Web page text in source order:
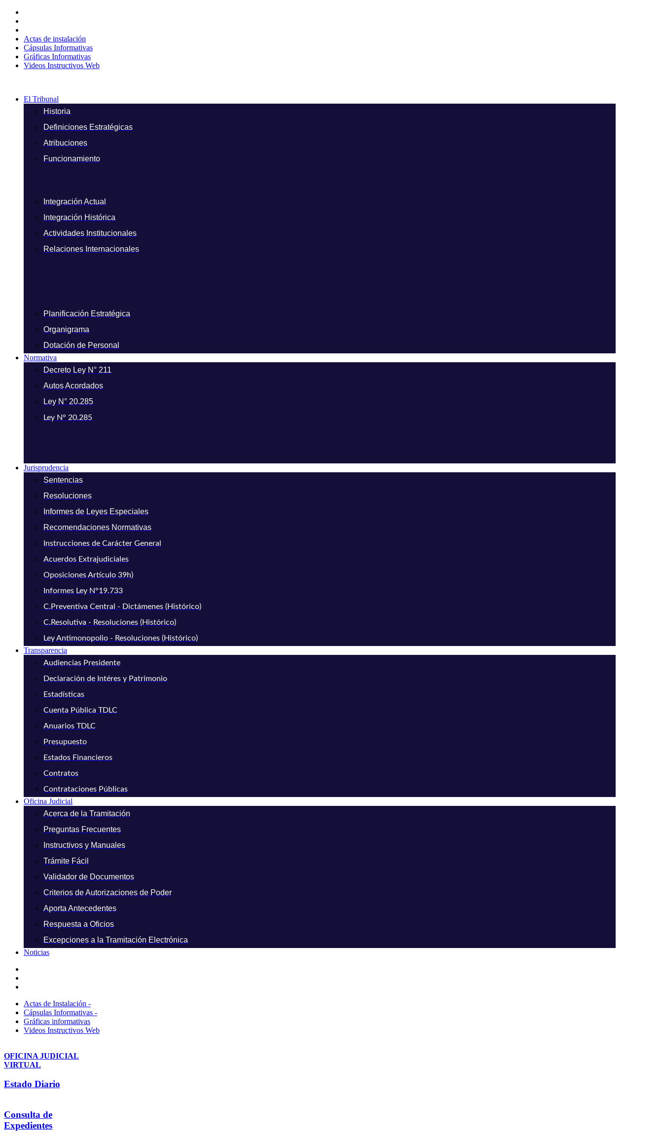
contenido
Actas de instalación
Cápsulas Informativas
Gráficas Informativas
Videos Instructivos Web
El Tribunal
Historia
Definiciones Estratégicas
Atribuciones
Funcionamiento
Integración Actual
Integración Histórica
Actividades Institucionales
Relaciones Internacionales
Planificación Estratégica
Organigrama
Dotación de Personal
Normativa
Decreto Ley N° 211
Autos Acordados
Ley N° 20.285
Ley N° 20.285
Jurisprudencia
Sentencias
Resoluciones
Informes de Leyes Especiales
Recomendaciones Normativas
Instrucciones de Carácter General
Acuerdos Extrajudiciales
Oposiciones Artículo 39h)
Informes Ley N°19.733
C.Preventiva Central - Dictámenes (Histórico)
C.Resolutiva - Resoluciones (Histórico)
Ley Antimonopolio - Resoluciones (Histórico)
Transparencia
Audiencias Presidente
Declaración de Intéres y Patrimonio
Estadísticas
Cuenta Pública TDLC
Anuarios TDLC
Presupuesto
Estados Financieros
Contratos
Contrataciones Públicas
Oficina Judicial
Acerca de la Tramitación
Preguntas Frecuentes
Instructivos y Manuales
Trámite Fácil
Validador de Documentos
Criterios de Autorizaciones de Poder
Aporta Antecedentes
Respuesta a Oficios
Excepciones a la Tramitación Electrónica
Noticias
Actas de Instalación -
Cápsulas Informativas -
Gráficas informativas
Videos Instructivos Web
OFICINA JUDICIAL
VIRTUAL
Estado Diario
Consulta de
Expedientes